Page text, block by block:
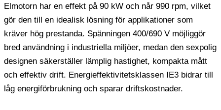
Elmotorn har en effekt på 90 kW och når 990 rpm, vilket
gör den till en idealisk lösning för applikationer som
kräver hög prestanda. Spänningen 400/690 V möjliggör
bred användning i industriella miljöer, medan den sexpolig
designen säkerställer lämplig hastighet, kompakta mått
och effektiv drift. Energieffektivitetsklassen IE3 bidrar till
låg energiförbrukning och sparar driftskostnader.